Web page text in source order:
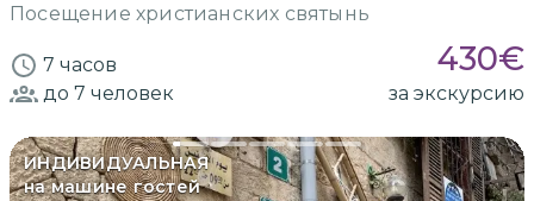
Посещение христианских святынь
7 часов 430€
до 7 человек за экскурсию
ИНДИВИДУАЛЬНАЯ
на машине гостей